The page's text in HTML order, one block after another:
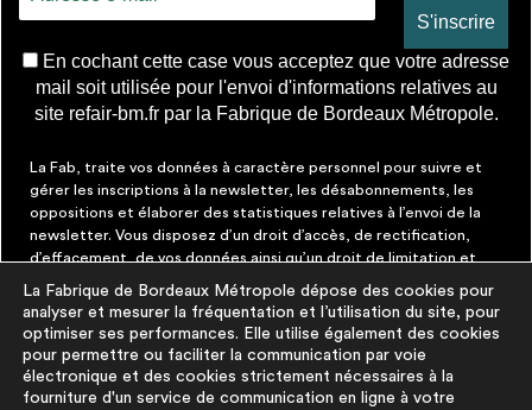
En cochant cette case vous acceptez que votre adresse
mail soit utilisée pour l'envoi d'informations relatives au
site refair-bm.fr par la Fabrique de Bordeaux Métropole.
La Fab, traite vos données à caractère personnel pour suivre et
gérer les inscriptions à la newsletter, les désabonnements, les
oppositions et élaborer des statistiques relatives à l’envoi de la
newsletter. Vous disposez d’un droit d’accès, de rectification,
d’effacement, de vos données ainsi qu’un droit de limitation et
moment faire cesser ces communications en cliquant sur le lien de
désinscription figurant dans chaque message. Vous pouvez
exercer ces droits par courrier électronique à contact@lafab-
bm.fr. Pour en savoir plus sur le traitement de vos données,
cliquezici
La Fabrique de Bordeaux Métropole dépose des cookies pour
analyser et mesurer la fréquentation et l’utilisation du site, pour
optimiser ses performances. Elle utilise également des cookies
pour permettre ou faciliter la communication par voie
électronique et des cookies strictement nécessaires à la
fourniture d'un service de communication en ligne à votre